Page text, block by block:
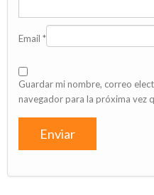
Email *
Guardar mi nombre, correo
navegador para la próxima vez